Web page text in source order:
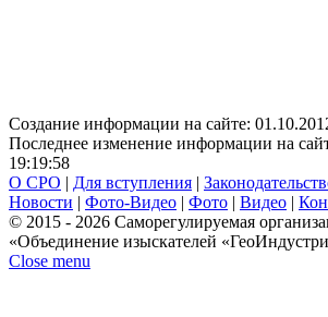
Создание информации на сайте:
Последнее изменение информации на
19:19:58
О СРО | Для вступления |
Новости | Фото-Видео | Фото | Видео |
© 2015 - 2026 Саморегулируемая
«Объединение изыскателей
Close menu